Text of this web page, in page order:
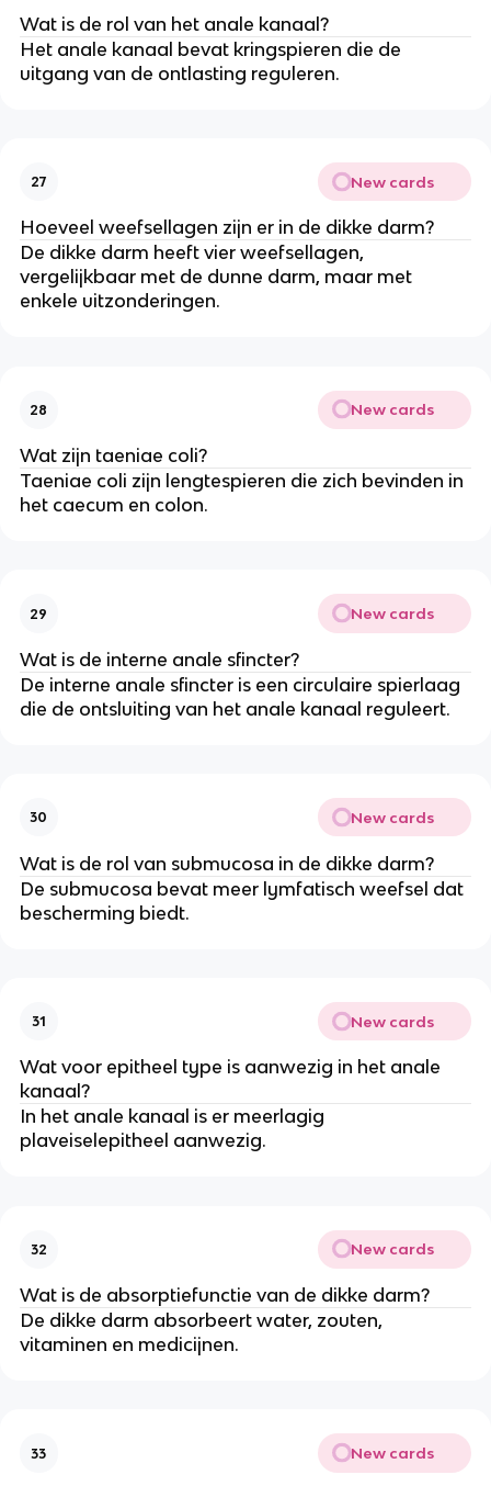
Wat is de rol van het anale kanaal?
Het anale kanaal bevat kringspieren die de
uitgang van de ontlasting reguleren.
27 New cards
Hoeveel weefsellagen zijn er in de dikke darm?
De dikke darm heeft vier weefsellagen,
vergelijkbaar met de dunne darm, maar met
enkele uitzonderingen.
28 New cards
Wat zijn taeniae coli?
Taeniae coli zijn lengtespieren die zich bevinden in
het caecum en colon.
29 New cards
Wat is de interne anale sfincter?
De interne anale sfincter is een circulaire spierlaag
die de ontsluiting van het anale kanaal reguleert.
30 New cards
Wat is de rol van submucosa in de dikke darm?
De submucosa bevat meer lymfatisch weefsel dat
bescherming biedt.
31 New cards
Wat voor epitheel type is aanwezig in het anale
kanaal?
In het anale kanaal is er meerlagig
plaveiselepitheel aanwezig.
32 New cards
Wat is de absorptiefunctie van de dikke darm?
De dikke darm absorbeert water, zouten,
vitaminen en medicijnen.
33 New cards